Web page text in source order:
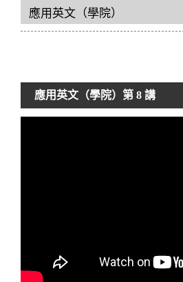
應用英文（學院）第 8 講